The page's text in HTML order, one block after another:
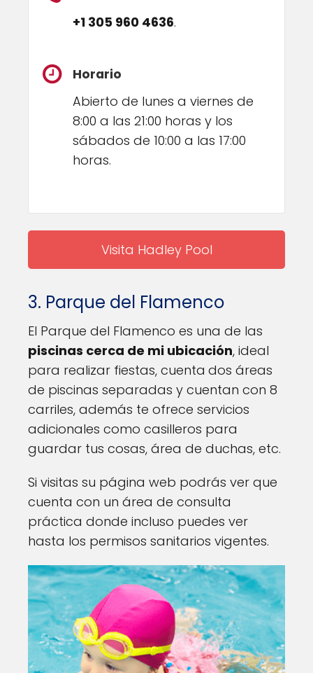
+1 305 960 4636.
Horario
Abierto de lunes a viernes de
8:00 a las 21:00 horas y los
sábados de 10:00 a las 17:00
horas.
Visita Hadley Pool
3. Parque del Flamenco
El Parque del Flamenco es una de las
piscinas cerca de mi ubicación, ideal
para realizar fiestas, cuenta dos áreas
de piscinas separadas y cuentan con 8
carriles, además te ofrece servicios
adicionales como casilleros para
guardar tus cosas, área de duchas, etc.
Si visitas su página web podrás ver que
cuenta con un área de consulta
práctica donde incluso puedes ver
hasta los permisos sanitarios vigentes.